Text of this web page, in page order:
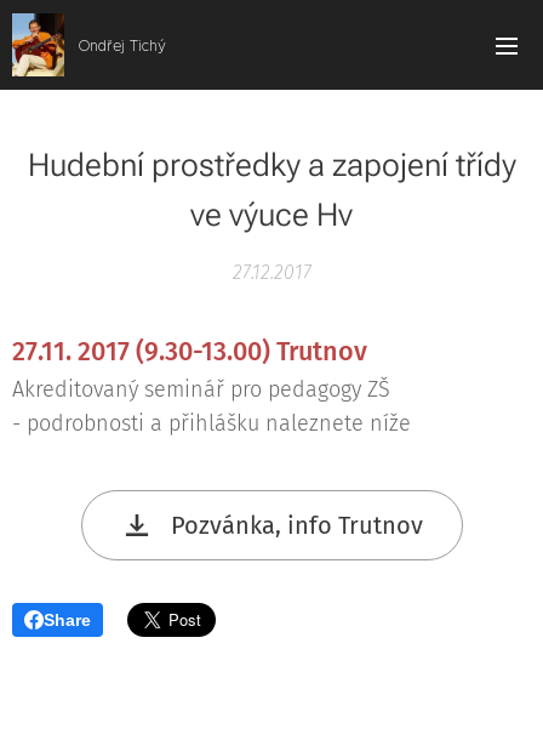
Ondřej Tichý
Hudební prostředky a zapojení třídy
ve výuce Hv
27.12.2017
27.11. 2017(9.30-13.00) Trutnov
Akreditovaný seminář pro pedagogy ZŠ
- podrobnosti a přihlášku naleznete níže
Pozvánka, info Trutnov
Share